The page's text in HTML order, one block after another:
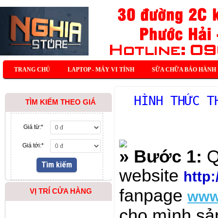
TRANG CHỦ LAPTOP - MÁY VI TÍNH SỮA CHỮA BẢO HÀNH
TÌM KIẾM THEO GIÁ
Giá từ:*
Giá tới:*
VỊ TRÍ CỬA HÀNG
HÌNH THỨC
» Bước 1:
website
fanpage